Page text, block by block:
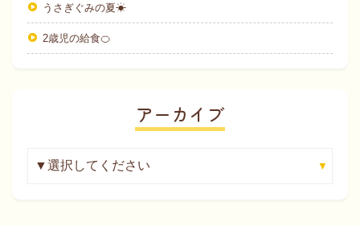
うさぎぐみの夏☀
2歳児の給食🍊
アーカイブ